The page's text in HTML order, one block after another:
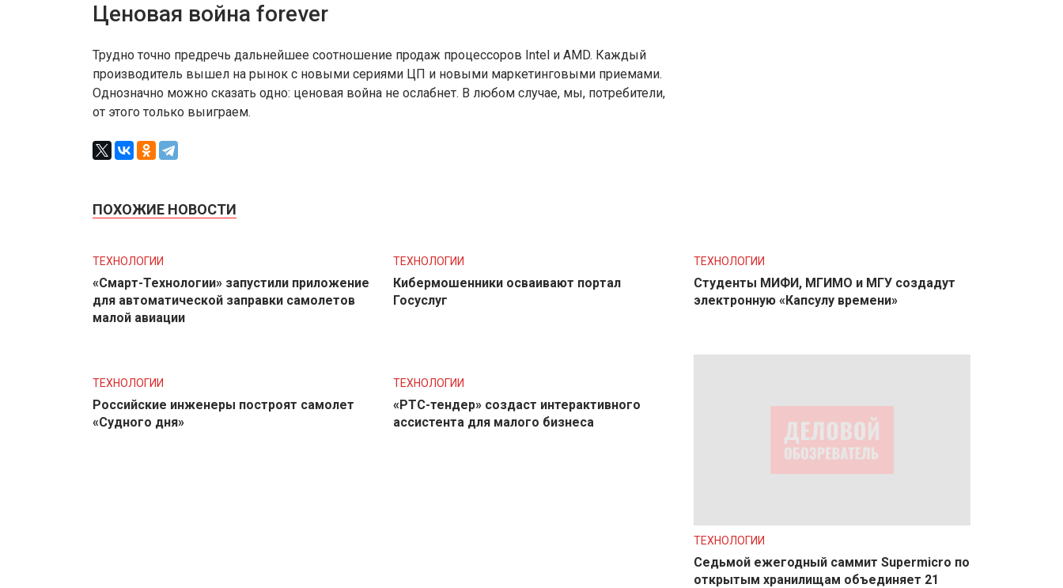
Ценовая война forever
Трудно точно предречь дальнейшее соотношение продаж процессоров Intel и AMD. Каждый
производитель вышел на рынок с новыми сериями ЦП и новыми маркетинговыми приемами.
Однозначно можно сказать одно: ценовая война не ослабнет. В любом случае, мы, потребители,
от этого только выиграем.
ПОХОЖИЕ НОВОСТИ
ТЕХНОЛОГИИ
«Смарт-Технологии» запустили приложение
для автоматической заправки самолетов
малой авиации
ТЕХНОЛОГИИ
Кибермошенники осваивают портал
Госуслуг
ТЕХНОЛОГИИ
Студенты МИФИ, МГИМО и МГУ создадут
электронную «Капсулу времени»
ТЕХНОЛОГИИ
Российские инженеры построят самолет
«Судного дня»
ТЕХНОЛОГИИ
«РТС-тендер» создаст интерактивного
ассистента для малого бизнеса
ТЕХНОЛОГИИ
Седьмой ежегодный саммит Supermicro по
открытым хранилищам объединяет 21